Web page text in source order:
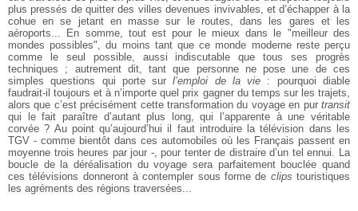
plus pressés de quitter des villes devenues invivables, et d’échapper à la
cohue en se jetant en masse sur le routes, dans les gares et les
aéroports... En somme, tout est pour le mieux dans le "meilleur des
mondes possibles", du moins tant que ce monde moderne reste perçu
comme le seul possible, aussi indiscutable que tous ses progrès
techniques ; autrement dit, tant que personne ne pose une de ces
simples questions qui porte surl’emploi de la vie : pourquoi diable
faudrait-il toujours et à n’importe quel prix gagner du temps sur les trajets,
alors que c’est précisément cette transformation du voyage en pur transit
qui le fait paraître d’autant plus long, qui l’apparente à une véritable
corvée ? Au point qu’aujourd’hui il faut introduire la télévision dans les
TGV - comme bientôt dans ces automobiles où les Français passent en
moyenne trois heures par jour -, pour tenter de distraire d’un tel ennui. La
boucle de la déréalisation du voyage sera parfaitement bouclée quand
ces télévisions donneront à contempler sous forme de clips touristiques
les agréments des régions traversées...